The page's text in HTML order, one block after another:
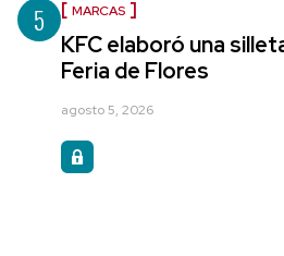
5 MARCAS
KFC elaboró una
Feria de Flores
agosto 5, 2026